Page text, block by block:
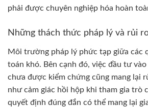
phải được chuyên nghiệp hóa hoàn
Những thách thức pháp lý và rủi
Môi trường pháp lý phức tạp giữa các
toán khó. Bên cạnh đó, việc đầu tư
chưa được kiểm chứng cũng mang lại
như cảm giác hồi hộp khi tham gia trò
quyết định đúng đắn có thể mang lại